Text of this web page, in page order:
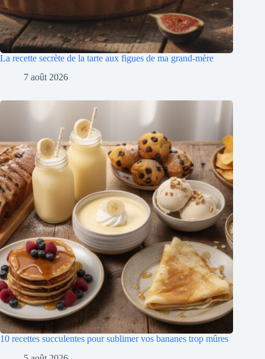
La recette secrète de la tarte aux figues de ma grand-mère
7 août 2026
10 recettes succulentes pour sublimer vos bananes trop mûres